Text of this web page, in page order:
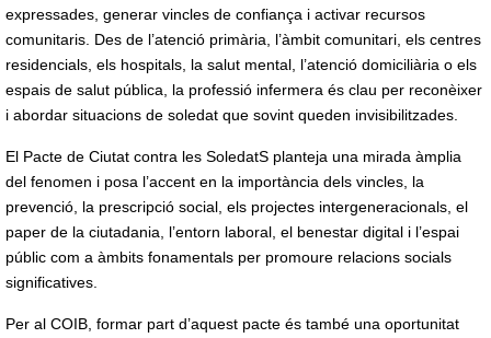
expressades, generar vincles de confiança i activar recursos
comunitaris. Des de l’atenció primària, l’àmbit comunitari, els centres
residencials, els hospitals, la salut mental, l’atenció domiciliària o els
espais de salut pública, la professió infermera és clau per reconèixer
i abordar situacions de soledat que sovint queden invisibilitzades.
El Pacte de Ciutat contra les SoledatS planteja una mirada àmplia
del fenomen i posa l’accent en la importància dels vincles, la
prevenció, la prescripció social, els projectes intergeneracionals, el
paper de la ciutadania, l’entorn laboral, el benestar digital i l’espai
públic com a àmbits fonamentals per promoure relacions socials
significatives.
Per al COIB, formar part d’aquest pacte és també una oportunitat